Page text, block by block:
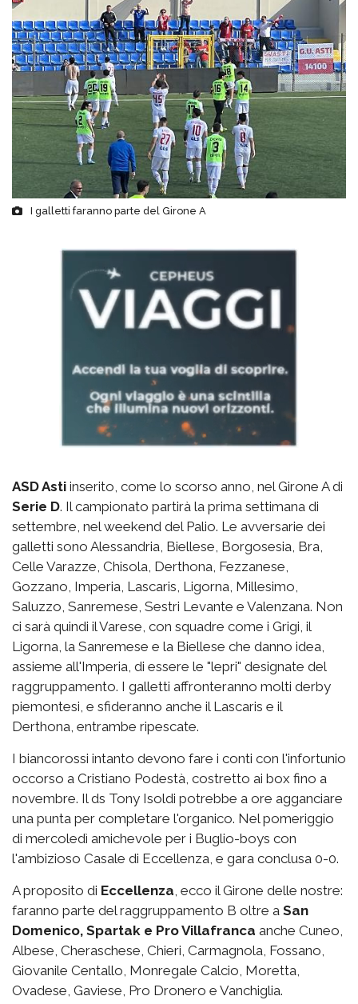
I galletti faranno parte del Girone A
ASD Asti inserito, come lo scorso anno, nel Girone A di
Serie D. Il campionato partirà la prima settimana di
settembre, nel weekend del Palio. Le avversarie dei
galletti sono Alessandria, Biellese, Borgosesia, Bra,
Celle Varazze, Chisola, Derthona, Fezzanese,
Gozzano, Imperia, Lascaris, Ligorna, Millesimo,
Saluzzo, Sanremese, Sestri Levante e Valenzana. Non
ci sarà quindi il Varese, con squadre come i Grigi, il
Ligorna, la Sanremese e la Biellese che danno idea,
assieme all'Imperia, di essere le "lepri" designate del
raggruppamento. I galletti affronteranno molti derby
piemontesi, e sfideranno anche il Lascaris e il
Derthona, entrambe ripescate.
I biancorossi intanto devono fare i conti con l'infortunio
occorso a Cristiano Podestà, costretto ai box fino a
novembre. Il ds Tony Isoldi potrebbe a ore agganciare
una punta per completare l'organico. Nel pomeriggio
di mercoledì amichevole per i Buglio-boys con
l'ambizioso Casale di Eccellenza, e gara conclusa 0-0.
A proposito di Eccellenza, ecco il Girone delle nostre:
faranno parte del raggruppamento B oltre a San
Domenico, Spartak e Pro Villafranca anche Cuneo,
Albese, Cheraschese, Chieri, Carmagnola, Fossano,
Giovanile Centallo, Monregale Calcio, Moretta,
Ovadese, Gaviese, Pro Dronero e Vanchiglia.